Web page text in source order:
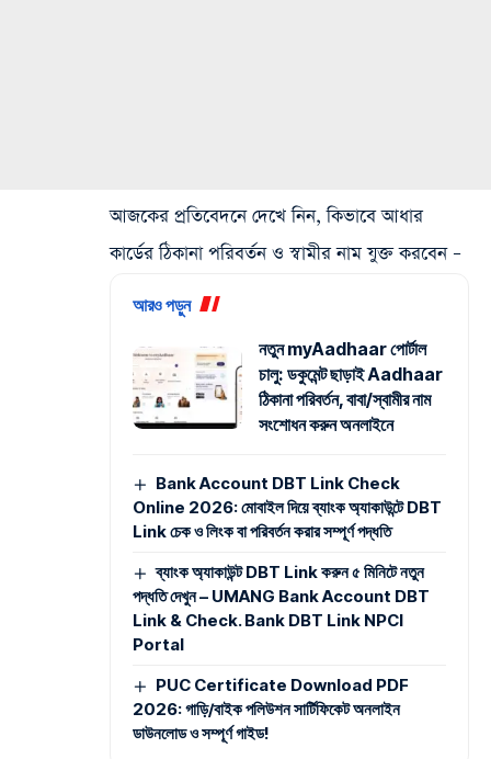
আজকের প্রতিবেদনে দেখে নিন, কিভাবে আধার
কার্ডের ঠিকানা পরিবর্তন ও স্বামীর নাম যুক্ত করবেন –
আরও পড়ুন
নতুন myAadhaar পোর্টাল
চালু: ডকুমেন্ট ছাড়াই Aadhaar
ঠিকানা পরিবর্তন, বাবা/স্বামীর নাম
সংশোধন করুন অনলাইনে
Bank Account DBT Link Check
Online 2026: মোবাইল দিয়ে ব্যাংক অ্যাকাউন্টে DBT
Link চেক ও লিংক বা পরিবর্তন করার সম্পূর্ণ পদ্ধতি
ব্যাংক অ্যাকাউন্ট DBT Link করুন ৫ মিনিটে নতুন
পদ্ধতি দেখুন – UMANG Bank Account DBT
Link & Check. Bank DBT Link NPCI
Portal
PUC Certificate Download PDF
2026: গাড়ি/বাইক পলিউশন সার্টিফিকেট অনলাইন
ডাউনলোড ও সম্পূর্ণ গাইড!